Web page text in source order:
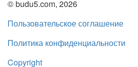
© budu5.com, 2026
Пользовательское соглашение
Политика конфиденциальности
Copyright